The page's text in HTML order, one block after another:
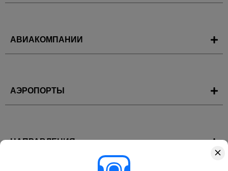
АВИАКОМПАНИИ
АЭРОПОРТЫ
НАПРАВЛЕНИЯ